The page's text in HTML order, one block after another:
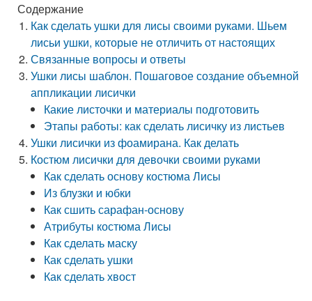
Содержание
Как сделать ушки для лисы своими руками. Шьем
лисьи ушки, которые не отличить от настоящих
Связанные вопросы и ответы
Ушки лисы шаблон. Пошаговое создание объемной
аппликации лисички
Какие листочки и материалы подготовить
Этапы работы: как сделать лисичку из листьев
Ушки лисички из фоамирана. Как делать
Костюм лисички для девочки своими руками
Как сделать основу костюма Лисы
Из блузки и юбки
Как сшить сарафан-основу
Атрибуты костюма Лисы
Как сделать маску
Как сделать ушки
Как сделать хвост